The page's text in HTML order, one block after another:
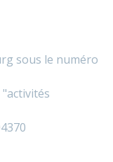
sous le numéro